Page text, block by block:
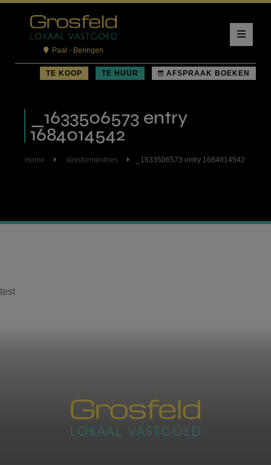
Contacteer ons
voor een afspraak
Paal - Beringen
TE KOOP TE HUUR AFSPRAAK BOEKEN
_1633506573 entry
1684014542
Home sbxsformentries _1633506573 entry 1684014542
test